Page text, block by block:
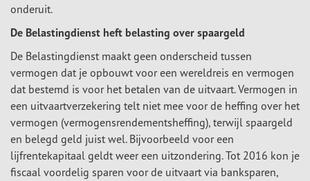
onderuit.
De Belastingdienst heft belasting over spaargeld
De Belastingdienst maakt geen onderscheid tussen
vermogen dat je opbouwt voor een wereldreis en vermogen
dat bestemd is voor het betalen van de uitvaart. Vermogen in
een uitvaartverzekering telt niet mee voor de heffing over het
vermogen (vermogensrendementsheffing), terwijl spaargeld
en belegd geld juist wel. Bijvoorbeeld voor een
lijfrentekapitaal geldt weer een uitzondering. Tot 2016 kon je
fiscaal voordelig sparen voor de uitvaart via banksparen,